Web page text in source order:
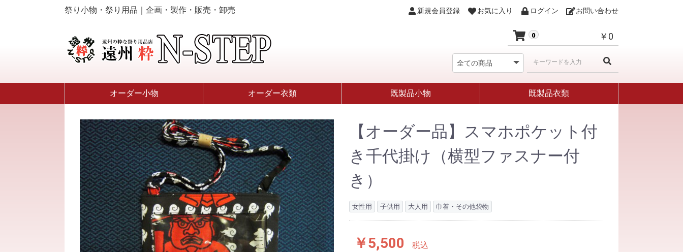
祭り小物・祭り用品｜企画・製作・販売・卸売 新規会員登録 お気に入り ログイン お問い合わせ
0 ￥0
オーダー小物 オーダー衣類 既製品小物 既製品衣類
【オーダー品】スマホポケット付
き千代掛け（横型ファスナー付
き）
女性用 子供用 大人用 巾着・その他袋物
￥5,500 税込